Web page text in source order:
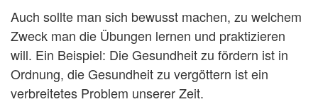
Auch sollte man sich bewusst machen, zu welchem
Zweck man die Übungen lernen und praktizieren
will. Ein Beispiel: Die Gesundheit zu fördern ist in
Ordnung, die Gesundheit zu vergöttern ist ein
verbreitetes Problem unserer Zeit.